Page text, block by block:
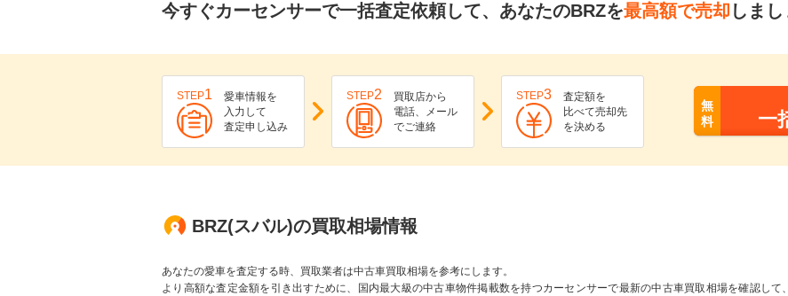
今すぐカーセンサーで一括査定依頼して、あなたのBRZを最高額で売却 しまし
STEP1
愛車情報を
入力して
査定申し込み
STEP2
買取店から
電話、メール
でご連絡
STEP3
査定額を
比べて売却先
を決める
無
料
一
BRZ(スバル)の買取相場情報
あなたの愛車を査定する時、買取業者は中古車買取相場を参考にします。
より高額な査定金額を引き出すために、国内最大級の中古車物件掲載数を持つカーセンサーで最新の中古車買取相場を確認し